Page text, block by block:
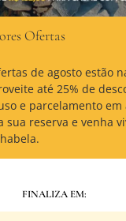
Ofertas
de agosto estão
até 25% de
e parcelamento em
sua reserva e venha
FINALIZA EM: